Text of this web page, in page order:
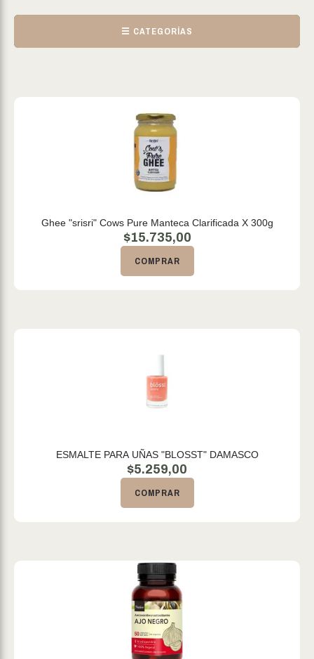
☰ CATEGORÍAS
Ghee "srisri" Cows Pure Manteca Clarificada X 300g
$15.735,00
COMPRAR
ESMALTE PARA UÑAS "BLOSST" DAMASCO
$5.259,00
COMPRAR